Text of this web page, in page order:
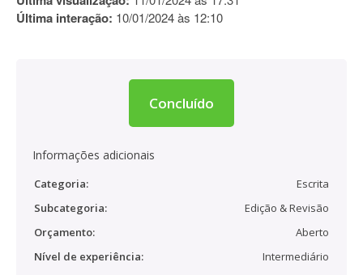
Última interação: 10/01/2024 às 12:10
Concluído
Informações adicionais
Categoria:
Escrita
Subcategoria:
Edição & Revisão
Orçamento:
Aberto
Nível de experiência:
Intermediário